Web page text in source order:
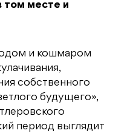
том месте и
и кошмаром
собственного
будущего»,
период выглядит